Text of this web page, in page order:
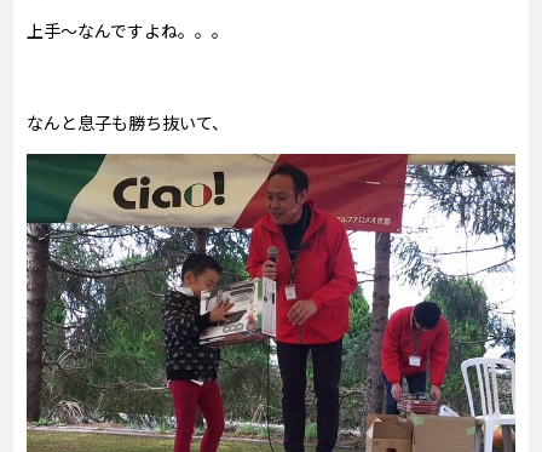
上手～なんですよね。。。
なんと息子も勝ち抜いて、